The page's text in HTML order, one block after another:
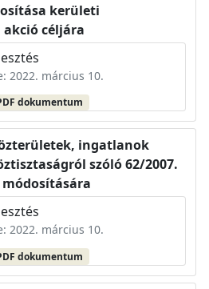
kerületi
céljára
2022. március 10.
dokumentum
ingatlanok
szóló 62/2007.
2022. március 10.
dokumentum